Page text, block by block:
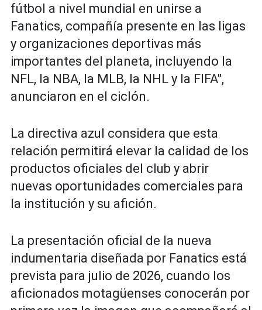
fútbol a nivel mundial en unirse a
Fanatics, compañía presente en las ligas
y organizaciones deportivas más
importantes del planeta, incluyendo la
NFL, la NBA, la MLB, la NHL y la FIFA",
anunciaron en el ciclón.
La directiva azul considera que esta
relación permitirá elevar la calidad de los
productos oficiales del club y abrir
nuevas oportunidades comerciales para
la institución y su afición.
La presentación oficial de la nueva
indumentaria diseñada por Fanatics está
prevista para julio de 2026, cuando los
aficionados motagüenses conocerán por